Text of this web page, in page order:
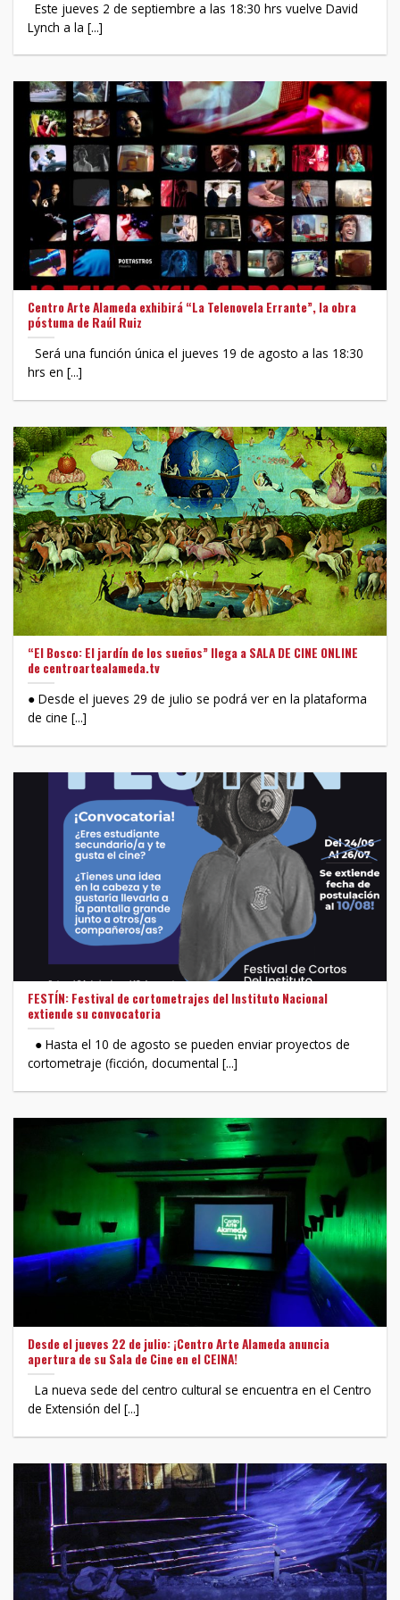
Este jueves 2 de septiembre a las 18:30 hrs vuelve David
Lynch a la [...]
Centro Arte Alameda exhibirá “La Telenovela Errante”, la obra
póstuma de Raúl Ruiz
Será una función única el jueves 19 de agosto a las 18:30
hrs en [...]
“El Bosco: El jardín de los sueños” llega a SALA DE CINE ONLINE
de centroartealameda.tv
● Desde el jueves 29 de julio se podrá ver en la plataforma
de cine [...]
FESTÍN: Festival de cortometrajes del Instituto Nacional
extiende su convocatoria
● Hasta el 10 de agosto se pueden enviar proyectos de
cortometraje (ficción, documental [...]
Desde el jueves 22 de julio: ¡Centro Arte Alameda anuncia
apertura de su Sala de Cine en el CEINA!
La nueva sede del centro cultural se encuentra en el Centro
de Extensión del [...]